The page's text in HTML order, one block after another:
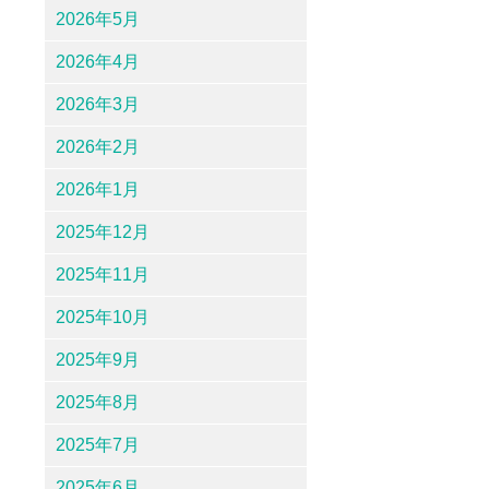
2026年5月
2026年4月
2026年3月
2026年2月
2026年1月
2025年12月
2025年11月
2025年10月
2025年9月
2025年8月
2025年7月